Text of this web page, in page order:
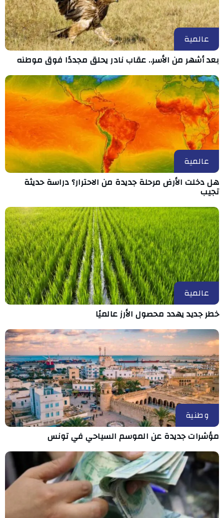
عالمية
بعد أشهر من الأسر.. عقاب نادر يحلق مجددًا فوق موطنه
عالمية
هل دخلت الأرض مرحلة جديدة من الاحترار؟ دراسة حديثة
تجيب
عالمية
خطر جديد يهدد محصول الأرز عالميًا
وطنية
مؤشرات جديدة عن الموسم السياحي في تونس